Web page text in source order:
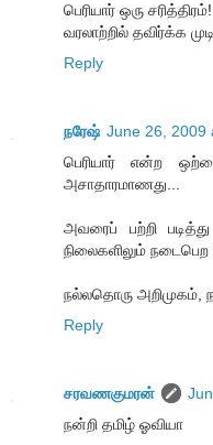
பெரியார் ஒரு சரித்திரம்!
வரலாற்றில் தவிர்க்க
Reply
நரேஷ் June 26, 2009
பெரியார் என்ற
அசாதாரமாணது...
அவரைப் பற்றி
நிலைகளிலும் நடைபெற
நல்லதொரு அறிமுகம்,
Reply
சரவணகுமரன்
நன்றி தமிழ் ஓவியா